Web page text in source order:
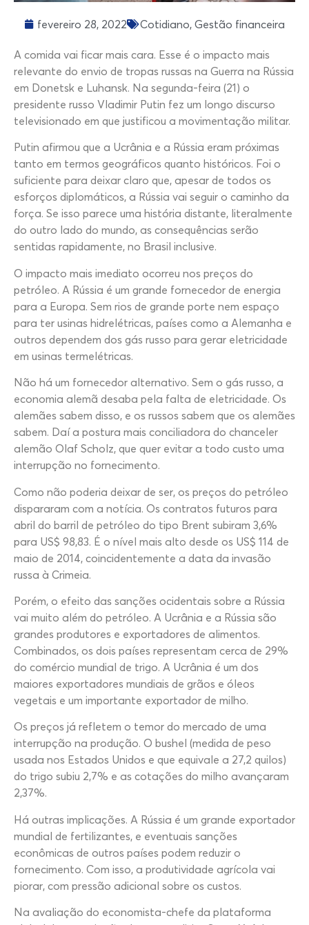
fevereiro 28, 2022 Cotidiano, Gestão financeira
A comida vai ficar mais cara. Esse é o impacto mais
relevante do envio de tropas russas na Guerra na Rússia
em Donetsk e Luhansk. Na segunda-feira (21) o
presidente russo Vladimir Putin fez um longo discurso
televisionado em que justificou a movimentação militar.
Putin afirmou que a Ucrânia e a Rússia eram próximas
tanto em termos geográficos quanto históricos. Foi o
suficiente para deixar claro que, apesar de todos os
esforços diplomáticos, a Rússia vai seguir o caminho da
força. Se isso parece uma história distante, literalmente
do outro lado do mundo, as consequências serão
sentidas rapidamente, no Brasil inclusive.
O impacto mais imediato ocorreu nos preços do
petróleo. A Rússia é um grande fornecedor de energia
para a Europa. Sem rios de grande porte nem espaço
para ter usinas hidrelétricas, países como a Alemanha e
outros dependem dos gás russo para gerar eletricidade
em usinas termelétricas.
Não há um fornecedor alternativo. Sem o gás russo, a
economia alemã desaba pela falta de eletricidade. Os
alemães sabem disso, e os russos sabem que os alemães
sabem. Daí a postura mais conciliadora do chanceler
alemão Olaf Scholz, que quer evitar a todo custo uma
interrupção no fornecimento.
Como não poderia deixar de ser, os preços do petróleo
dispararam com a notícia. Os contratos futuros para
abril do barril de petróleo do tipo Brent subiram 3,6%
para US$ 98,83. É o nível mais alto desde os US$ 114 de
maio de 2014, coincidentemente a data da invasão
russa à Crimeia.
Porém, o efeito das sanções ocidentais sobre a Rússia
vai muito além do petróleo. A Ucrânia e a Rússia são
grandes produtores e exportadores de alimentos.
Combinados, os dois países representam cerca de 29%
do comércio mundial de trigo. A Ucrânia é um dos
maiores exportadores mundiais de grãos e óleos
vegetais e um importante exportador de milho.
Os preços já refletem o temor do mercado de uma
interrupção na produção. O bushel (medida de peso
usada nos Estados Unidos e que equivale a 27,2 quilos)
do trigo subiu 2,7% e as cotações do milho avançaram
2,37%.
Há outras implicações. A Rússia é um grande exportador
mundial de fertilizantes, e eventuais sanções
econômicas de outros países podem reduzir o
fornecimento. Com isso, a produtividade agrícola vai
piorar, com pressão adicional sobre os custos.
Na avaliação do economista-chefe da plataforma